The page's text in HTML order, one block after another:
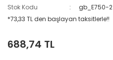
Stok Kodu
gb_E750-2
*73,33 TL den başlayan taksitlerle!!
688,74 TL